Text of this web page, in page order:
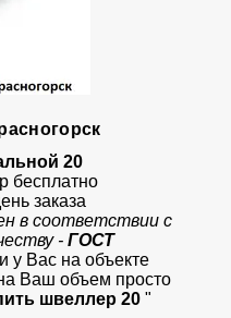
20
бесплатно
заказа
в соответствии с
- ГОСТ
у Вас на объекте
Ваш объем просто
швеллер 20 "